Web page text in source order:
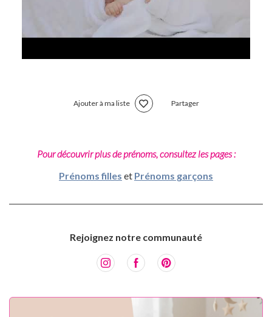
Ajouter à ma liste Partager
Pour découvrir plus de prénoms, consultez les pages :
Prénoms filles et Prénoms garçons
Rejoignez notre communauté